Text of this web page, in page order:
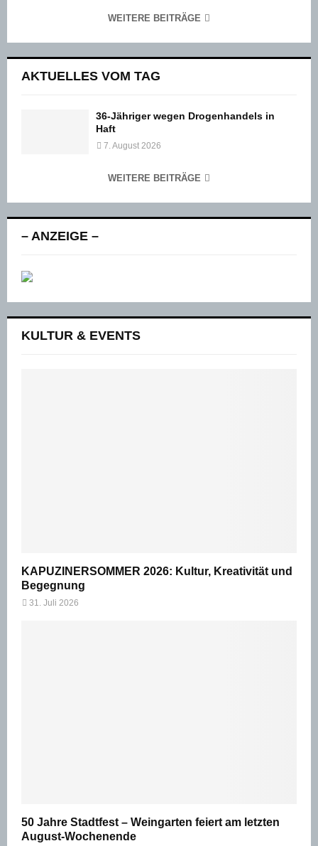
WEITERE BEITRÄGE
AKTUELLES VOM TAG
36-Jähriger wegen Drogenhandels in
Haft
7. August 2026
WEITERE BEITRÄGE
– ANZEIGE –
KULTUR & EVENTS
KAPUZINERSOMMER 2026: Kultur, Kreativität und
Begegnung
31. Juli 2026
50 Jahre Stadtfest – Weingarten feiert am letzten
August-Wochenende